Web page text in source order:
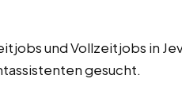
und Vollzeitjobs in
gesucht.